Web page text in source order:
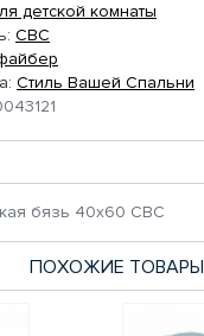
детской комнаты
СВС
Стиль Вашей Спальни
бязь 40х60 СВС
ПОХОЖИЕ ТОВАРЫ